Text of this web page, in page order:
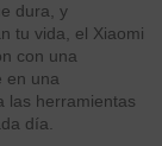
dura, y
tu vida, el Xiaomi
con una
en una
las herramientas
día.